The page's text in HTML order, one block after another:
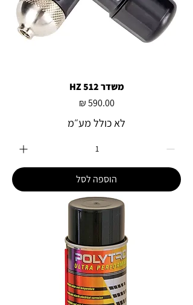
משדר 512 HZ
מחיר‏590.00 ‏₪
לא כולל מע״מ
הוספה לסל